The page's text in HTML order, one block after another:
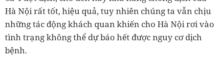
Hà Nội rất tốt, hiệu quả, tuy nhiên chúng ta vẫn chịu
những tác động khách quan khiến cho Hà Nội rơi vào
tình trạng không thể dự báo hết được nguy cơ dịch
bệnh.